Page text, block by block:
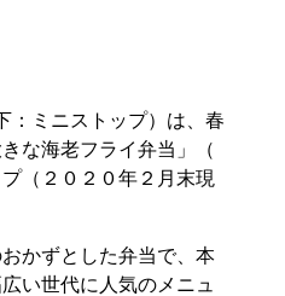
：ミニストップ）は、春
な海老フライ弁当」（
（２０２０年２月末現
かずとした弁当で、本
い世代に人気のメニュ